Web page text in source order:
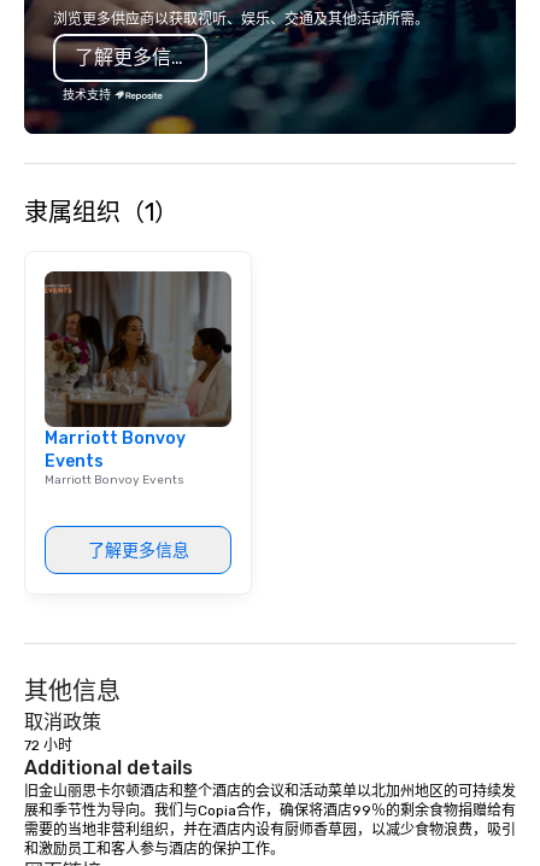
country with a focus on superb hiking,
lodging, food and wine. We also have
a Monterey Bay Trek.
mobile device. We can also
incorporate our
more information on
event to the water
浏览更多供应商以获取视听、娱乐、交通及其他活动所需。
了解更多信息
技术支持
隶属组织（1）
Marriott Bonvoy
Events
Marriott Bonvoy Events
了解更多信息
其他信息
取消政策
72 小时
Additional details
旧金山丽思卡尔顿酒店和整个酒店的会议和活动菜单以北加州地区的可持续发
展和季节性为导向。我们与Copia合作，确保将酒店99％的剩余食物捐赠给有
需要的当地非营利组织，并在酒店内设有厨师香草园，以减少食物浪费，吸引
和激励员工和客人参与酒店的保护工作。